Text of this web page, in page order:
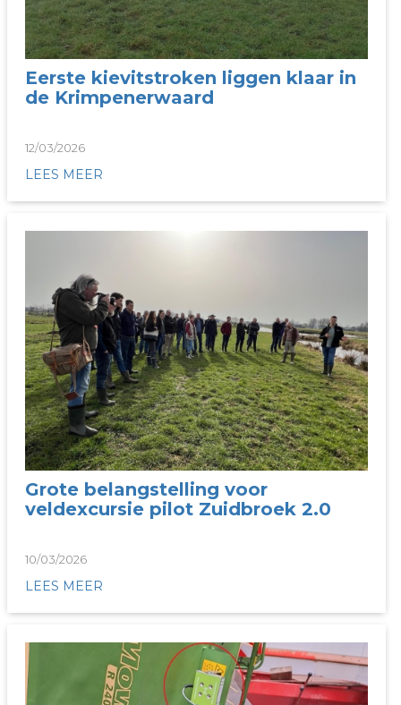
Eerste kievitstroken liggen klaar in
de Krimpenerwaard
12/03/2026
LEES MEER
Grote belangstelling voor
veldexcursie pilot Zuidbroek 2.0
10/03/2026
LEES MEER